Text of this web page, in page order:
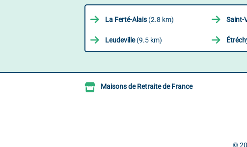
La Ferté-Alais (2.8 km) Saint-
Leudeville(9.5 km)
Maisons de Retraite de France
©